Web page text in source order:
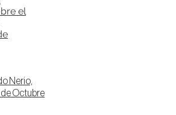
el
Nerio,
Octubre